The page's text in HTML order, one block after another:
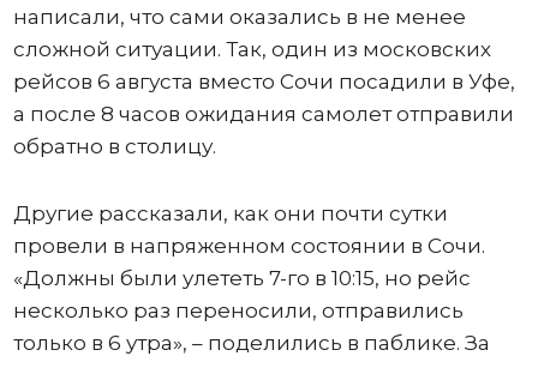
написали, что сами оказались в не менее
сложной ситуации. Так, один из московских
рейсов 6 августа вместо Сочи посадили в Уфе,
а после 8 часов ожидания самолет отправили
обратно в столицу.
Другие рассказали, как они почти сутки
провели в напряженном состоянии в Сочи.
«Должны были улететь 7-го в 10:15, но рейс
несколько раз переносили, отправились
только в 6 утра», – поделились в паблике. За